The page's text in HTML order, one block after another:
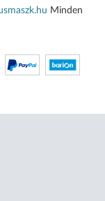
Minden